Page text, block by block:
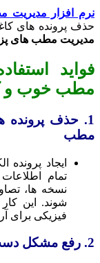
نرم ‌افزار مدیریت
حذف پرونده‌ های
مدیریت مطب ‌های
فواید
مطب خوب و
1. حذف پرونده
مطب
ایجاد
تمام
نسخه‌ ها،
شوند. این
فیزیکی برای
2. رفع مشکل دست‌ خط ناخوانا